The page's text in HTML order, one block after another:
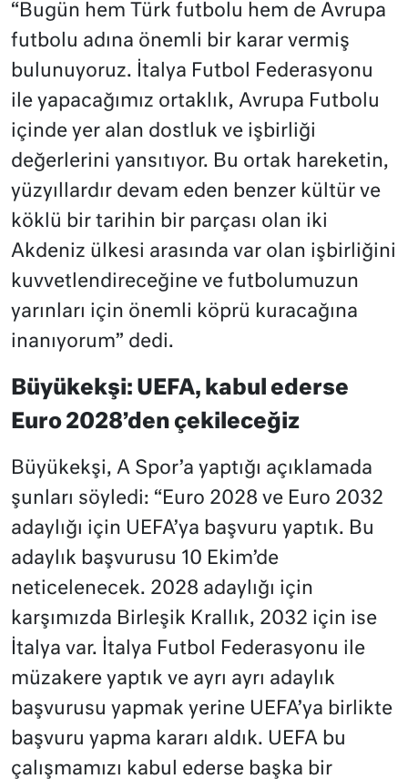
“Bugün hem Türk futbolu hem de Avrupa
futbolu adına önemli bir karar vermiş
bulunuyoruz. İtalya Futbol Federasyonu
ile yapacağımız ortaklık, Avrupa Futbolu
içinde yer alan dostluk ve işbirliği
değerlerini yansıtıyor. Bu ortak hareketin,
yüzyıllardır devam eden benzer kültür ve
köklü bir tarihin bir parçası olan iki
Akdeniz ülkesi arasında var olan işbirliğini
kuvvetlendireceğine ve futbolumuzun
yarınları için önemli köprü kuracağına
inanıyorum” dedi.
Büyükekşi: UEFA, kabul ederse
Euro 2028’den çekileceğiz
Büyükekşi, A Spor’a yaptığı açıklamada
şunları söyledi: “Euro 2028 ve Euro 2032
adaylığı için UEFA’ya başvuru yaptık. Bu
adaylık başvurusu 10 Ekim’de
neticelenecek. 2028 adaylığı için
karşımızda Birleşik Krallık, 2032 için ise
İtalya var. İtalya Futbol Federasyonu ile
müzakere yaptık ve ayrı ayrı adaylık
başvurusu yapmak yerine UEFA’ya birlikte
başvuru yapma kararı aldık. UEFA bu
çalışmamızı kabul ederse başka bir